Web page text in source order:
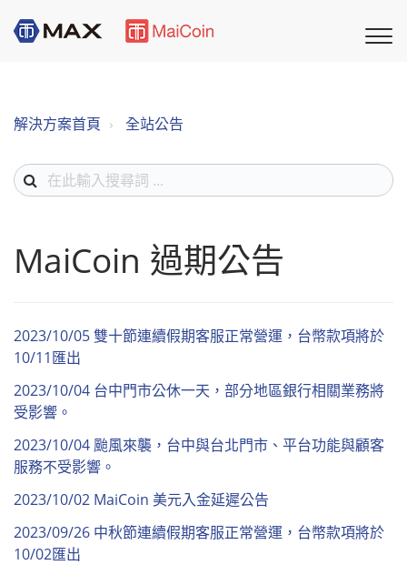
解決方案首頁 全站公告
MaiCoin 過期公告
2023/10/05 雙十節連續假期客服正常營運，台幣款項將於
10/11匯出
2023/10/04 台中門市公休一天，部分地區銀行相關業務將
受影響。
2023/10/04 颱風來襲，台中與台北門市、平台功能與顧客
服務不受影響。
2023/10/02 MaiCoin 美元入金延遲公告
2023/09/26 中秋節連續假期客服正常營運，台幣款項將於
10/02匯出